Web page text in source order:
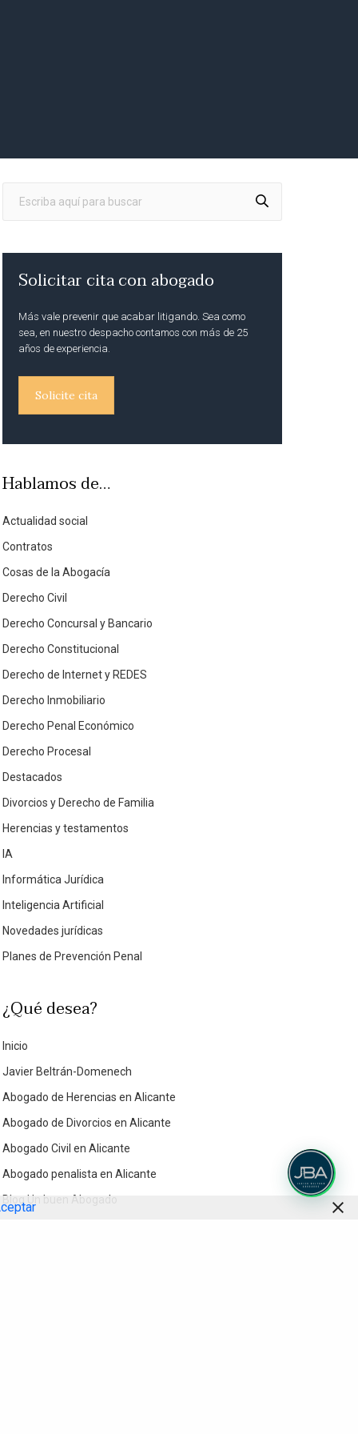
Solicitar cita con abogado
Más vale prevenir que acabar litigando. Sea como
sea, en nuestro despacho contamos con más de 25
años de experiencia.
Solicite cita
Hablamos de…
Actualidad social
Contratos
Cosas de la Abogacía
Derecho Civil
Derecho Concursal y Bancario
Derecho Constitucional
Derecho de Internet y REDES
Derecho Inmobiliario
Derecho Penal Económico
Derecho Procesal
Destacados
Divorcios y Derecho de Familia
Herencias y testamentos
IA
Informática Jurídica
Inteligencia Artificial
Novedades jurídicas
Planes de Prevención Penal
¿Qué desea?
Inicio
Javier Beltrán-Domenech
Abogado de Herencias en Alicante
Abogado de Divorcios en Alicante
Abogado Civil en Alicante
Abogado penalista en Alicante
Blog Un buen Abogado